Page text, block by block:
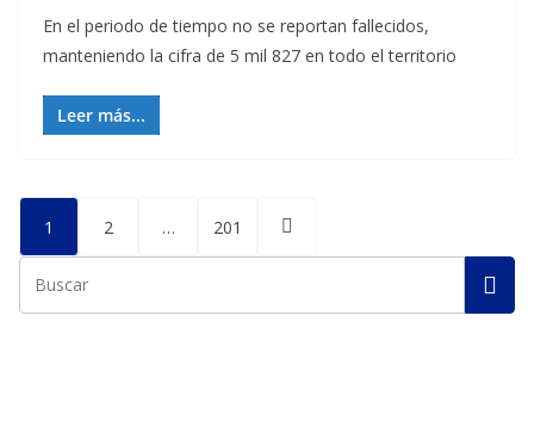
En el periodo de tiempo no se reportan fallecidos,
manteniendo la cifra de 5 mil 827 en todo el territorio
Leer más...
Posts
pagination
1 2 … 201